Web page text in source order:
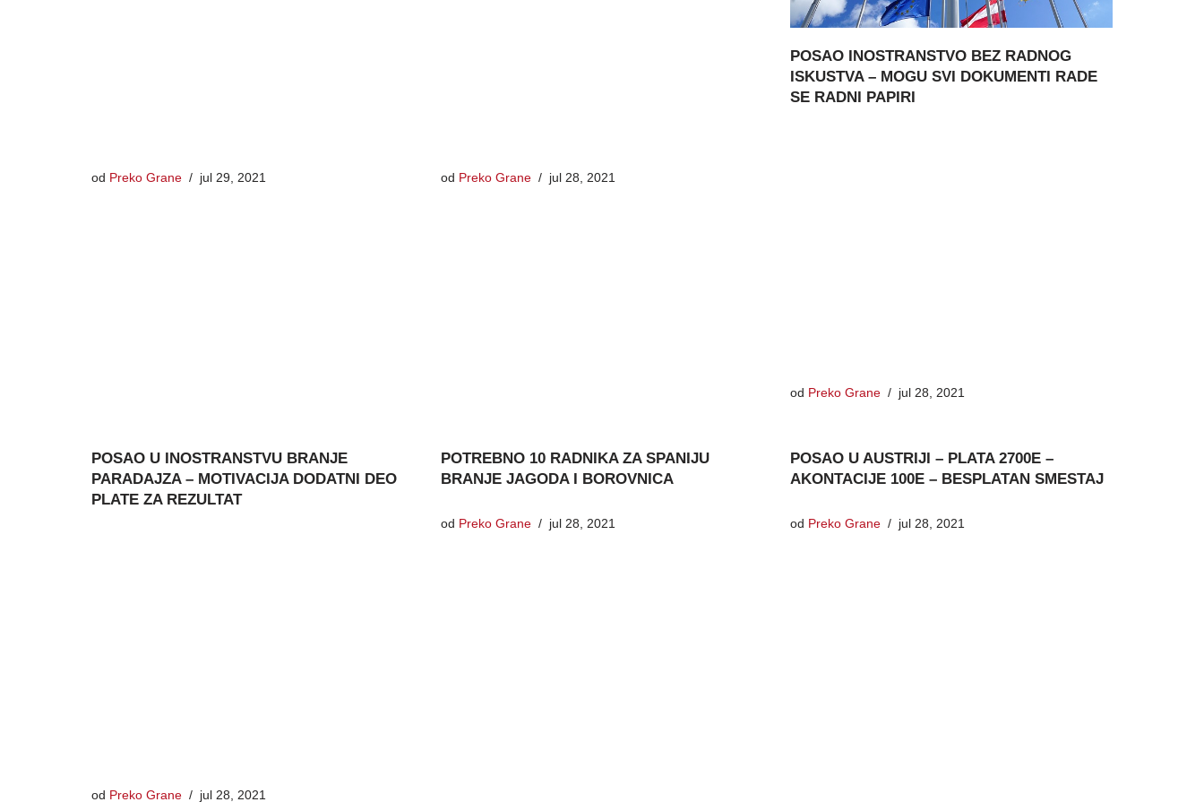
od Preko Grane jul 29, 2021 od Preko Grane jul 28, 2021
POSAO INOSTRANSTVO BEZ RADNOG
ISKUSTVA – MOGU SVI DOKUMENTI RADE
SE RADNI PAPIRI
od Preko Grane jul 28, 2021
POSAO U INOSTRANSTVU BRANJE
PARADAJZA – MOTIVACIJA DODATNI DEO
PLATE ZA REZULTAT
od Preko Grane jul 28, 2021
POTREBNO 10 RADNIKA ZA SPANIJU
BRANJE JAGODA I BOROVNICA
od Preko Grane jul 28, 2021
POSAO U AUSTRIJI – PLATA 2700E –
AKONTACIJE 100E – BESPLATAN SMESTAJ
od Preko Grane jul 28, 2021